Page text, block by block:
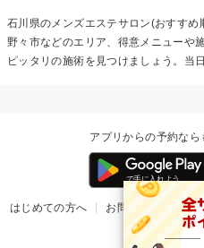
石川県の メンズエステサロン(おすすめ
野々市などのエリア、得意メニューや
ピッタリの施術を見つけましょう。当
アプリからの予約なら
はじめての方へ お問い合わせ ヘ
掲載ご希望の